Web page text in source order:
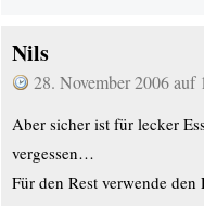
Nils
28. November 2006 auf
Aber sicher ist für lecker
vergessen…
Für den Rest verwende